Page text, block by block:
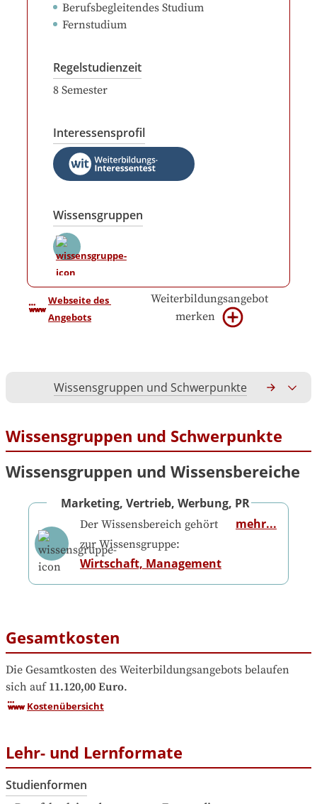
Berufsbegleitendes Studium
Fernstudium
Regelstudienzeit
8 Semester
Interessensprofil
Wissensgruppen
Webseite des
Angebots
Weiterbildungsangebot
merken
Wissensgruppen und Schwerpunkte
Wissensgruppen und Schwerpunkte
Wissensgruppen und Wissensbereiche
Marketing, Vertrieb, Werbung, PR
Der Wissensbereich gehört
zur Wissensgruppe:
Wirtschaft, Management
mehr...
Gesamtkosten
Die Gesamtkosten des Weiterbildungsangebots belaufen
sich auf 11.120,00 Euro.
Kostenübersicht
Lehr- und Lernformate
Studienformen